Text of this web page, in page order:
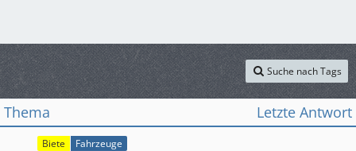
Suche nach Tags
Thema Letzte Antwort
Biete Fahrzeuge